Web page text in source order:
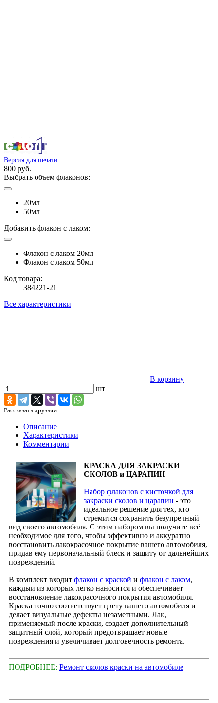
Версия для печати
800 руб.
Выбрать объем флаконов:
20мл
50мл
Добавить флакон с лаком:
Флакон с лаком 20мл
Флакон с лаком 50мл
Код товара:
384221-21
Все характеристики
В корзину
шт
Рассказать друзьям
Описание
Характеристики
Комментарии
КРАСКА ДЛЯ ЗАКРАСКИ
СКОЛОВ и ЦАРАПИН
Набор флаконов с кисточкой для
закраски сколов и царапин - это
идеальное решение для тех, кто
стремится сохранить безупречный
вид своего автомобиля. С этим набором вы получите всё
необходимое для того, чтобы эффективно и аккуратно
восстановить лакокрасочное покрытие вашего автомобиля,
придав ему первоначальный блеск и защиту от дальнейших
повреждений.
В комплект входит флакон с краской и флакон с лаком,
каждый из которых легко наносится и обеспечивает
восстановление лакокрасочного покрытия автомобиля.
Краска точно соответствует цвету вашего автомобиля и
делает визуальные дефекты незаметными. Лак,
применяемый после краски, создает дополнительный
защитный слой, который предотвращает новые
повреждения и увеличивает долговечность ремонта.
ПОДРОБНЕЕ: Ремонт сколов краски на автомобиле